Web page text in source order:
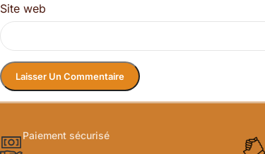
Site web
Paiement sécurisé